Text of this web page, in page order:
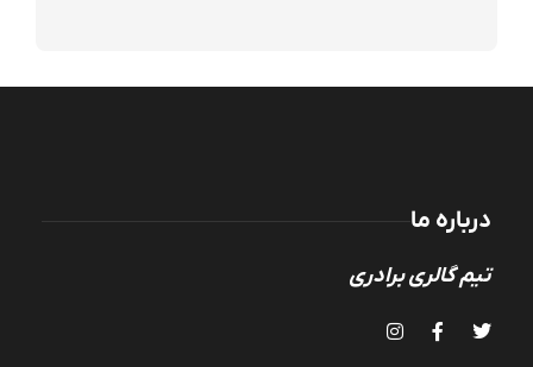
درباره ما
تیم گالری برادری